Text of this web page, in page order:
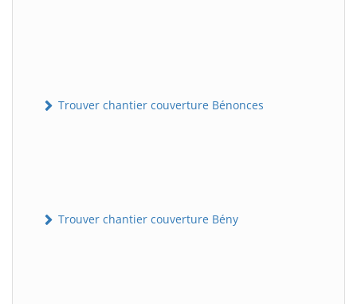
Trouver chantier couverture Bénonces
Trouver chantier couverture Bény